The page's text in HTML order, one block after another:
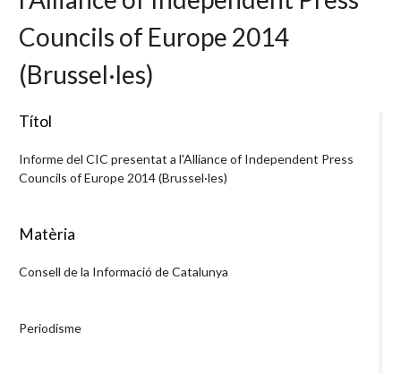
Councils of Europe 2014
(Brussel·les)
Títol
Informe del CIC presentat a l'Alliance of Independent Press
Councils of Europe 2014 (Brussel·les)
Matèria
Consell de la Informació de Catalunya
Periodisme